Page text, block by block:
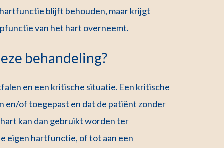
blijft behouden, maar krijgt
van het hart overneemt.
behandeling?
en een kritische situatie. Een kritische
en/of toegepast en dat de patiënt zonder
kan dan gebruikt worden ter
eigen hartfunctie, of tot aan een